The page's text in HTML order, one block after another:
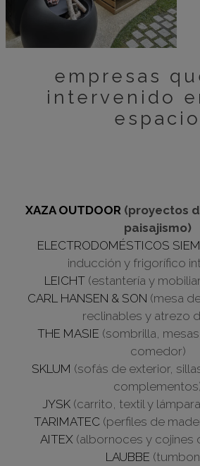
empresas
intervenido
espacio
XAZA OUTDOOR (proyectos
paisajismo)
ELECTRODOMÉSTICOS
inducción y frigorífico
LEICHT(estantería y
CARL HANSEN & SON (mesa
reclinables y atrezo
THE MASIE (sombrilla,
comedor)
SKLUM (sofás de exterior,
JYSK (carrito, textil y
TARIMATEC(perfiles de
AITEX (albornoces y cojines
LAUBBE